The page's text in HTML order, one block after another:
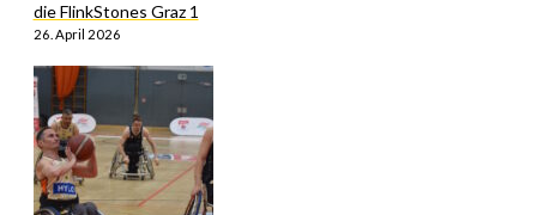
die FlinkStones Graz 1
26. April 2026